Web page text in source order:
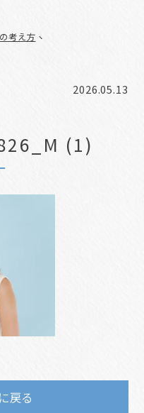
考え方
2026.05.13
(1)
戻る